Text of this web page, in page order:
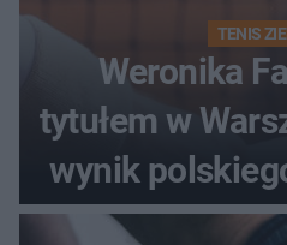
TENIS
Weronika
tytułem w
wynik